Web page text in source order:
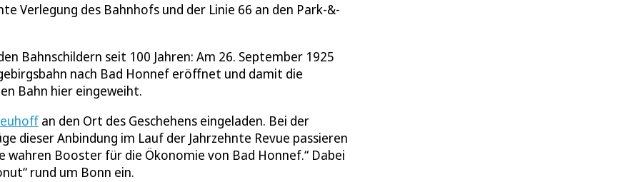
Verlegung des Bahnhofs und der Linie 66 an den Park-&-
Bahnschildern seit 100 Jahren: Am 26. September 1925
nach Bad Honnef eröffnet und damit die
Bahn hier eingeweiht.
an den Ort des Geschehens eingeladen. Bei der
dieser Anbindung im Lauf der Jahrzehnte Revue passieren
Booster für die Ökonomie von Bad Honnef.“ Dabei
rund um Bonn ein.